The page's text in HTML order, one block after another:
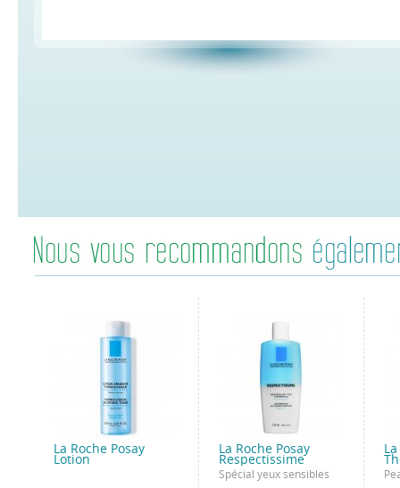
La Roche Posay
Lotion
La Roche Posay
Respectissime
Spécial yeux sensibles